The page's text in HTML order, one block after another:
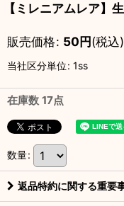
【ミレニアムレア
販売価格: 50円(税込)
当社区分単位: 1ss
在庫数 17点
数量:
返品特約に関する重要